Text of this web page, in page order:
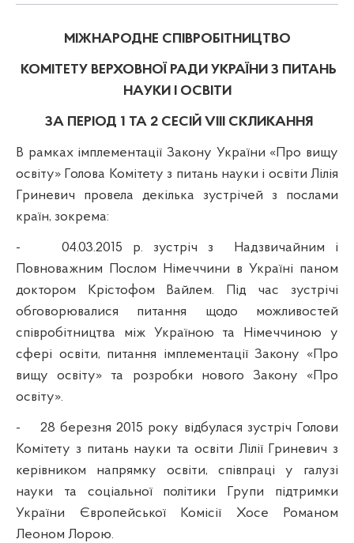
МІЖНАРОДНЕ СПІВРОБІТНИЦТВО
КОМІТЕТУ ВЕРХОВНОЇ РАДИ УКРАЇНИ З ПИТАНЬ
НАУКИ І ОСВІТИ
ЗА ПЕРІОД 1 ТА 2СЕСІ Й VІІІ СКЛИКАННЯ
В рамках імплементації Закону України «Про вищу
освіту» Голова Комітету з питань науки і освіти Лілія
Гриневич провела декілька зустрічей з послами
країн, зокрема:
- 04.03.2015 р. зустріч з
Надзвичайним і
Повноважним Послом Німеччини в Україні паном
доктором
Крістофом Вайлем. Під час зустрічі
обговорювалися питання щодо можливостей
співробітництва між Україною та Німеччиною у
сфері освіти, питання імплементації Закону «Про
вищу освіту» та розробки нового Закону «Про
освіту».
- 28 березня 2015 року відбулася зустріч Голови
Комітету з питань науки та освіти Лілії Гриневич з
керівником напрямку освіти, співпраці у галузі
науки та соціальної політики Групи підтримки
України Європейської Комісії Хосе Романом
Леоном Лорою.